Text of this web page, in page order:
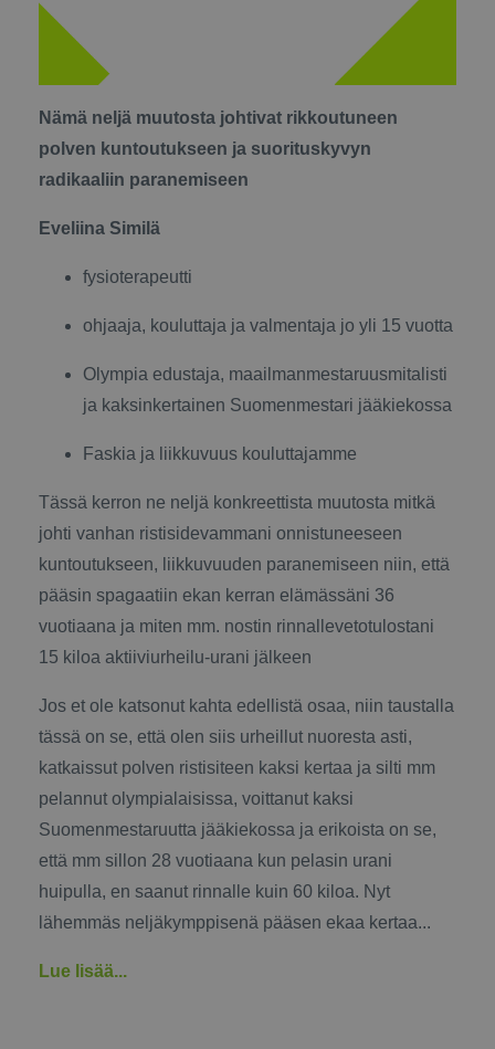
Nämä neljä muutosta johtivat rikkoutuneen
polven kuntoutukseen ja suorituskyvyn
radikaaliin paranemiseen
Eveliina Similä
fysioterapeutti
ohjaaja, kouluttaja ja valmentaja jo yli 15 vuotta
Olympia edustaja, maailmanmestaruusmitalisti
ja kaksinkertainen Suomenmestari jääkiekossa
Faskia ja liikkuvuus kouluttajamme
Tässä kerron ne neljä konkreettista muutosta mitkä
johti vanhan ristisidevammani onnistuneeseen
kuntoutukseen, liikkuvuuden paranemiseen niin, että
pääsin spagaatiin ekan kerran elämässäni 36
vuotiaana ja miten mm. nostin rinnallevetotulostani
15 kiloa aktiiviurheilu-urani jälkeen
Jos et ole katsonut kahta edellistä osaa, niin taustalla
tässä on se, että olen siis urheillut nuoresta asti,
katkaissut polven ristisiteen kaksi kertaa ja silti mm
pelannut olympialaisissa, voittanut kaksi
Suomenmestaruutta jääkiekossa ja erikoista on se,
että mm sillon 28 vuotiaana kun pelasin urani
huipulla, en saanut rinnalle kuin 60 kiloa. Nyt
lähemmäs neljäkymppisenä pääsen ekaa kertaa...
Lue lisää...